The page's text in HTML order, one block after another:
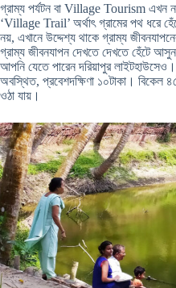
গ্রাম্য পর্যটন বা Village Tourism এখন
‘Village Trail’ অর্থাৎ গ্রামের পথ ধরে
নয়, এখানে উদ্দেশ্য থাকে গ্রাম্য
গ্রাম্য জীবনযাপন দেখতে দেখতে হেঁটে
আপনি যেতে পারেন দরিয়াপুর লাইটহাউসেও।
অবস্থিত, প্রবেশদক্ষিণা ১০টাকা। বিকেল
ওঠা যায়।